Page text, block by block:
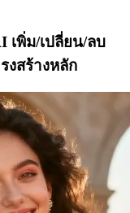
เพิ่ม/เปลี่ยน/ลบ
งสร้างหลัก